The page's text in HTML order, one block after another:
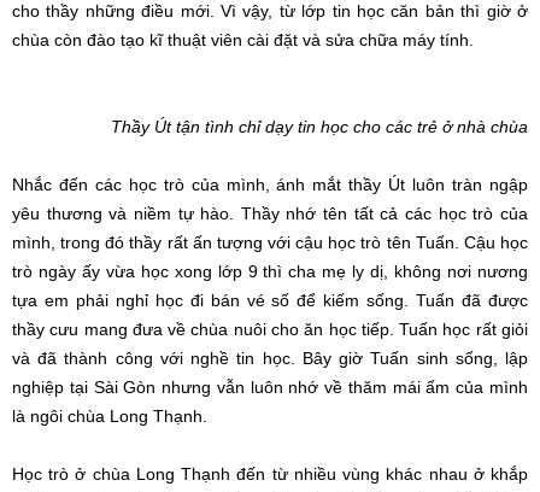
cho thầy những điều mới. Vì vậy, từ lớp tin học căn bản thì giờ ở
chùa còn đào tạo kĩ thuật viên cài đặt và sửa chữa máy tính.
Thầy Út tận tình chỉ dạy tin học cho các trẻ ở nhà chùa
Nhắc đến các học trò của mình, ánh mắt thầy Út luôn tràn ngập
yêu thương và niềm tự hào. Thầy nhớ tên tất cả các học trò của
mình, trong đó thầy rất ấn tượng với cậu học trò tên Tuấn. Cậu học
trò ngày ấy vừa học xong lớp 9 thì cha mẹ ly dị, không nơi nương
tựa em phải nghỉ học đi bán vé số để kiếm sống. Tuấn đã được
thầy cưu mang đưa về chùa nuôi cho ăn học tiếp. Tuấn học rất giỏi
và đã thành công với nghề tin học. Bây giờ Tuấn sinh sống, lập
nghiệp tại Sài Gòn nhưng vẫn luôn nhớ về thăm mái ấm của mình
là ngôi chùa Long Thạnh.
Học trò ở chùa Long Thạnh đến từ nhiều vùng khác nhau ở khắp